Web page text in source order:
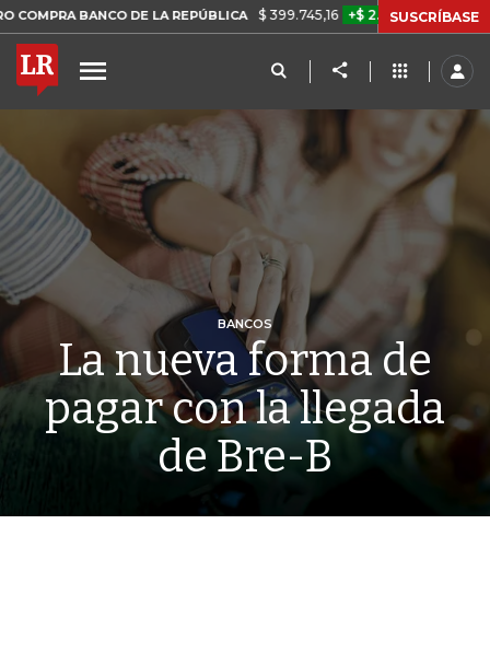
DE LA REPÚBLICA $ 399.745,16 +$ 2.295,71 +0,58% TASA
SUSCRÍBASE
BANCOS
La nueva forma de
pagar con la llegada
de Bre-B